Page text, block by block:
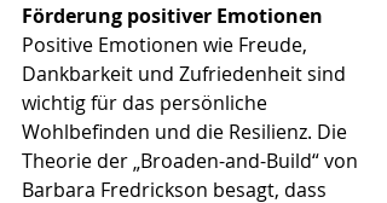
Förderung positiver Emotionen
Positive Emotionen wie Freude,
Dankbarkeit und Zufriedenheit sind
wichtig für das persönliche
Wohlbefinden und die Resilienz. Die
Theorie der „Broaden-and-Build“ von
Barbara Fredrickson besagt, dass